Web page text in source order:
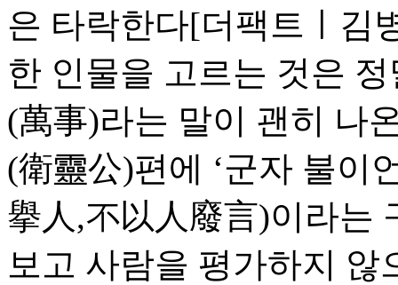
은 타락한다[더팩트ㅣ김
한 인물을 고르는 것은
(萬事)라는 말이 괜히 나
(衛靈公)편에 ‘군자 불이
擧人,不以人廢言)이라는
보고 사람을 평가하지 않